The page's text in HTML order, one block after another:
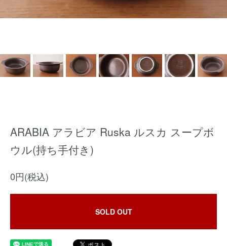
ARABIA アラビア Ruska ルスカ スープボ
ウル(持ち手付き)
0円(税込)
SOLD OUT